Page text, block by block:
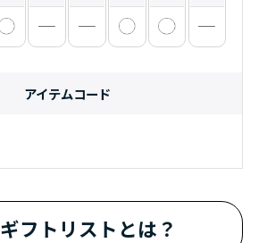
アイテムコード
ギフトリストとは？